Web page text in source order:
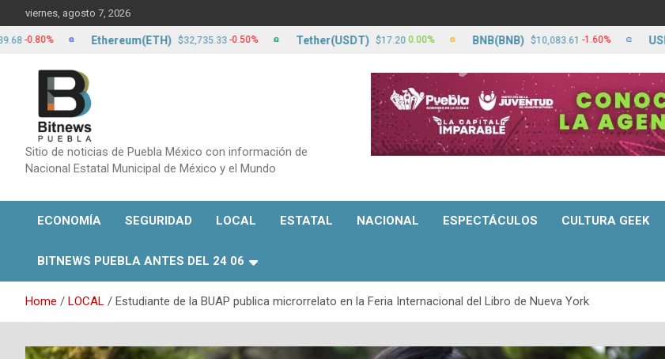
to
content
viernes, agosto 7, 2026
Sitio de noticias de Puebla México con información de
Nacional Estatal Municipal de México y el Mundo
ECONOMÍA SEGURIDAD LOCAL ESTATAL NACIONAL ESPECTÁCULOS CULTURA GEEK
BITNEWS PUEBLA ANTES DEL 24 06
Home LOCAL Estudiante de la BUAP publica microrrelato en la Feria Internacional del Libro de Nueva York
Ethereum(ETH) $32,735.33 -0.50% Tether(USDT) $17.20 0.00% BNB(BNB) $10,083.61 -1.60%